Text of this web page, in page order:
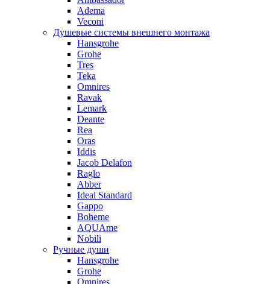
Adema
Veconi
Душевые системы внешнего монтажа
Hansgrohe
Grohe
Tres
Teka
Omnires
Ravak
Lemark
Deante
Rea
Oras
Iddis
Jacob Delafon
Raglo
Abber
Ideal Standard
Gappo
Boheme
AQUAme
Nobili
Ручные души
Hansgrohe
Grohe
Omnires